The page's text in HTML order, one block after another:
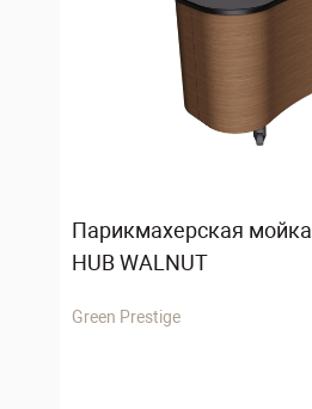
Парикмахерская мойка
HUB WALNUT
Green Prestige